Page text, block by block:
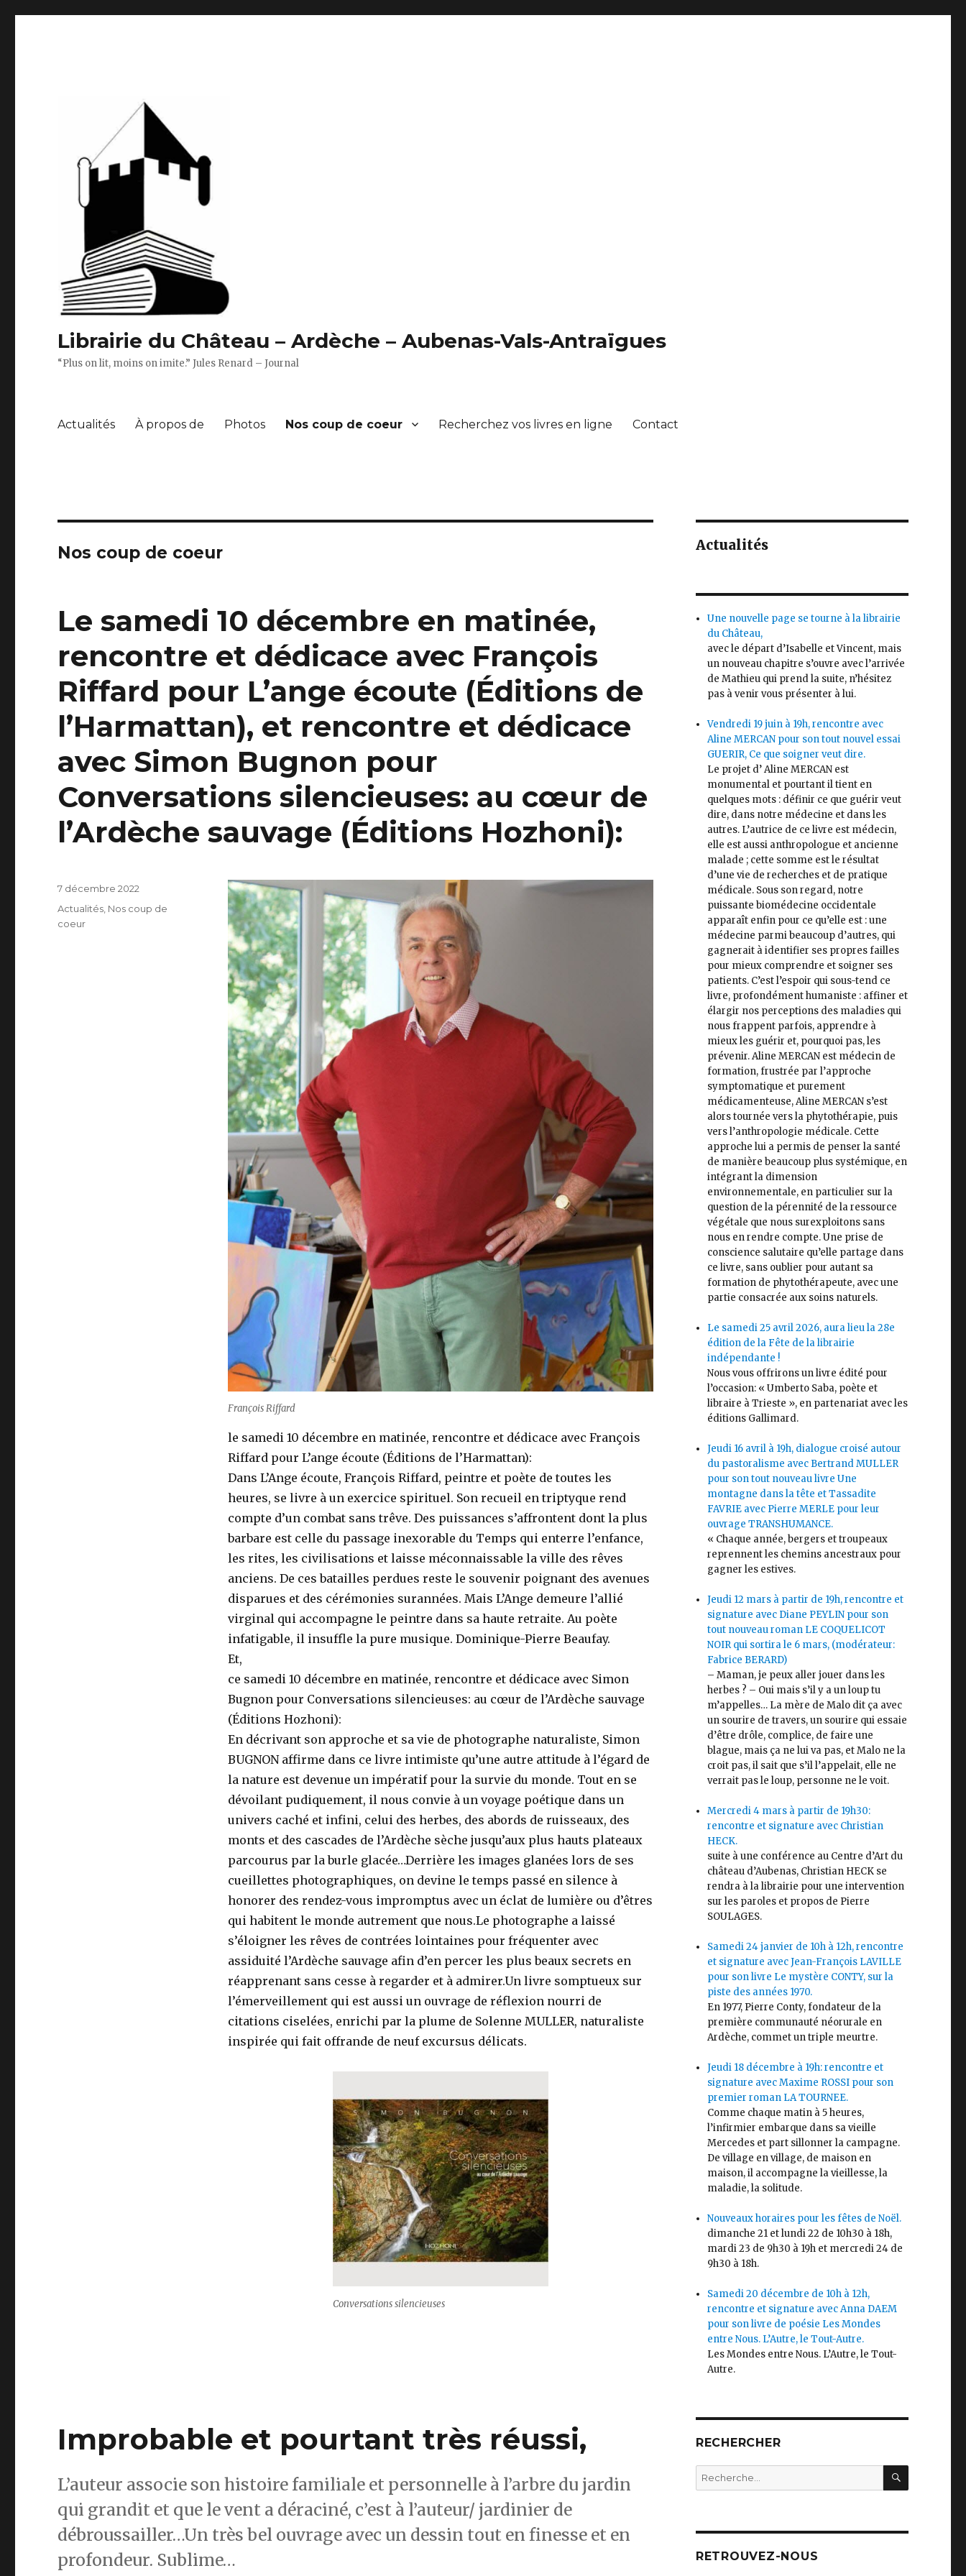
Librairie du Château – Ardèche – Aubenas-Vals-Antraïgues
“Plus on lit, moins on imite.” Jules Renard – Journal
Actualités À propos de Photos Nos coup de coeur Recherchez vos livres en ligne Contact
Nos coup de coeur
Le samedi 10 décembre en matinée,
rencontre et dédicace avec François
Riffard pour L’ange écoute (Éditions de
l’Harmattan), et rencontre et dédicace
avec Simon Bugnon pour
Conversations silencieuses: au cœur de
l’Ardèche sauvage (Éditions Hozhoni):
François Riffard
le samedi 10 décembre en matinée, rencontre et dédicace avec François
Riffard pour L’ange écoute (Éditions de l’Harmattan):
Dans L’Ange écoute, François Riffard, peintre et poète de toutes les
heures, se livre à un exercice spirituel. Son recueil en triptyque rend
compte d’un combat sans trêve. Des puissances s’affrontent dont la plus
barbare est celle du passage inexorable du Temps qui enterre l’enfance,
les rites, les civilisations et laisse méconnaissable la ville des rêves
anciens. De ces batailles perdues reste le souvenir poignant des avenues
disparues et des cérémonies surannées. Mais L’Ange demeure l’allié
virginal qui accompagne le peintre dans sa haute retraite. Au poète
infatigable, il insuffle la pure musique. Dominique-Pierre Beaufay.
Et,
ce samedi 10 décembre en matinée, rencontre et dédicace avec Simon
Bugnon pour Conversations silencieuses: au cœur de l’Ardèche sauvage
(Éditions Hozhoni):
En décrivant son approche et sa vie de photographe naturaliste, Simon
BUGNON affirme dans ce livre intimiste qu’une autre attitude à l’égard de
la nature est devenue un impératif pour la survie du monde. Tout en se
dévoilant pudiquement, il nous convie à un voyage poétique dans un
univers caché et infini, celui des herbes, des abords de ruisseaux, des
monts et des cascades de l’Ardèche sèche jusqu’aux plus hauts plateaux
parcourus par la burle glacée…Derrière les images glanées lors de ses
cueillettes photographiques, on devine le temps passé en silence à
honorer des rendez-vous impromptus avec un éclat de lumière ou d’êtres
qui habitent le monde autrement que nous.Le photographe a laissé
s’éloigner les rêves de contrées lointaines pour fréquenter avec
assiduité l’Ardèche sauvage afin d’en percer les plus beaux secrets en
réapprenant sans cesse à regarder et à admirer.Un livre somptueux sur
l’émerveillement qui est aussi un ouvrage de réflexion nourri de
citations ciselées, enrichi par la plume de Solenne MULLER, naturaliste
inspirée qui fait offrande de neuf excursus délicats.
Conversations silencieuses
Publié
le
7 décembre 2022
Catégories
Actualités Nos coup de
coeur
Improbable et pourtant très réussi,
L’auteur associe son histoire familiale et personnelle à l’arbre du jardin
qui grandit et que le vent a déraciné, c’est à l’auteur/ jardinier de
débroussailler…Un très bel ouvrage avec un dessin tout en finesse et en
profondeur. Sublime…
Actualités
Une nouvelle page se tourne à la librairie
du Château,
avec le départ d’Isabelle et Vincent, mais
un nouveau chapitre s’ouvre avec l’arrivée
de Mathieu qui prend la suite, n’hésitez
pas à venir vous présenter à lui.
Vendredi 19 juin à 19h, rencontre avec
Aline MERCAN pour son tout nouvel essai
GUERIR, Ce que soigner veut dire.
Le projet d’ Aline MERCAN est
monumental et pourtant il tient en
quelques mots : définir ce que guérir veut
dire, dans notre médecine et dans les
autres. L’autrice de ce livre est médecin,
elle est aussi anthropologue et ancienne
malade ; cette somme est le résultat
d’une vie de recherches et de pratique
médicale. Sous son regard, notre
puissante biomédecine occidentale
apparaît enfin pour ce qu’elle est : une
médecine parmi beaucoup d’autres, qui
gagnerait à identifier ses propres failles
pour mieux comprendre et soigner ses
patients. C’est l’espoir qui sous-tend ce
livre, profondément humaniste : affiner et
élargir nos perceptions des maladies qui
nous frappent parfois, apprendre à
mieux les guérir et, pourquoi pas, les
prévenir. Aline MERCAN est médecin de
formation, frustrée par l’approche
symptomatique et purement
médicamenteuse, Aline MERCAN s’est
alors tournée vers la phytothérapie, puis
vers l’anthropologie médicale. Cette
approche lui a permis de penser la santé
de manière beaucoup plus systémique, en
intégrant la dimension
environnementale, en particulier sur la
question de la pérennité de la ressource
végétale que nous surexploitons sans
nous en rendre compte. Une prise de
conscience salutaire qu’elle partage dans
ce livre, sans oublier pour autant sa
formation de phytothérapeute, avec une
partie consacrée aux soins naturels.
Le samedi 25 avril 2026, aura lieu la 28e
édition de la Fête de la librairie
indépendante !
Nous vous offrirons un livre édité pour
l’occasion: « Umberto Saba, poète et
libraire à Trieste », en partenariat avec les
éditions Gallimard.
Jeudi 16 avril à 19h, dialogue croisé autour
du pastoralisme avec Bertrand MULLER
pour son tout nouveau livre Une
montagne dans la tête et Tassadite
FAVRIE avec Pierre MERLE pour leur
ouvrage TRANSHUMANCE.
« Chaque année, bergers et troupeaux
reprennent les chemins ancestraux pour
gagner les estives.
Jeudi 12 mars à partir de 19h, rencontre et
signature avec Diane PEYLIN pour son
tout nouveau roman LE COQUELICOT
NOIR qui sortira le 6 mars, (modérateur:
Fabrice BERARD)
– Maman, je peux aller jouer dans les
herbes ? – Oui mais s’il y a un loup tu
m’appelles… La mère de Malo dit ça avec
un sourire de travers, un sourire qui essaie
d’être drôle, complice, de faire une
blague, mais ça ne lui va pas, et Malo ne la
croit pas, il sait que s’il l’appelait, elle ne
verrait pas le loup, personne ne le voit.
Mercredi 4 mars à partir de 19h30:
rencontre et signature avec Christian
HECK.
suite à une conférence au Centre d’Art du
château d’Aubenas, Christian HECK se
rendra à la librairie pour une intervention
sur les paroles et propos de Pierre
SOULAGES.
Samedi 24 janvier de 10h à 12h, rencontre
et signature avec Jean-François LAVILLE
pour son livre Le mystère CONTY, sur la
piste des années 1970.
En 1977, Pierre Conty, fondateur de la
première communauté néorurale en
Ardèche, commet un triple meurtre.
Jeudi 18 décembre à 19h: rencontre et
signature avec Maxime ROSSI pour son
premier roman LA TOURNEE.
Comme chaque matin à 5 heures,
l’infirmier embarque dans sa vieille
Mercedes et part sillonner la campagne.
De village en village, de maison en
maison, il accompagne la vieillesse, la
maladie, la solitude.
Nouveaux horaires pour les fêtes de Noël.
dimanche 21 et lundi 22 de 10h30 à 18h,
mardi 23 de 9h30 à 19h et mercredi 24 de
9h30 à 18h.
Samedi 20 décembre de 10h à 12h,
rencontre et signature avec Anna DAEM
pour son livre de poésie Les Mondes
entre Nous. L’Autre, le Tout-Autre.
Les Mondes entre Nous. L’Autre, le Tout-
Autre.
RECHERCHER
Recherche
pour
RETROUVEZ-NOUS